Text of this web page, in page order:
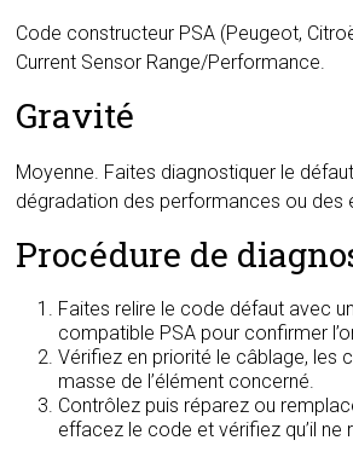
Code constructeur PSA (Peugeot,
Current Sensor Range/Performance.
Gravité
Moyenne. Faites diagnostiquer le
dégradation des performances ou des
Procédure de
Faites relire le code défaut avec
compatible PSA pour confirmer
Vérifiez en priorité le câblage, les
masse de l’élément concerné.
Contrôlez puis réparez ou
effacez le code et vérifiez qu’il ne